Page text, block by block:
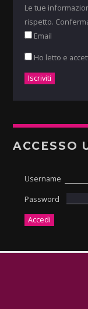
Le tue
rispetto.
Email
Ho letto e
ACCESSO
Username
Password